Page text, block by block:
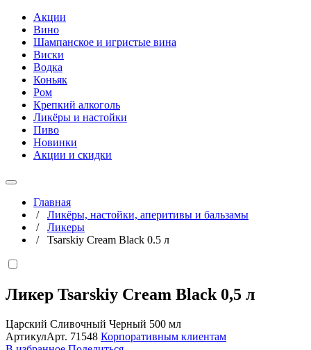
Акции
Вино
Шампанское и игристые вина
Виски
Водка
Коньяк
Ром
Крепкий алкоголь
Ликёры и настойки
Пиво
Новинки
Акции и скидки
Главная
/ Ликёры, настойки, аперитивы и бальзамы
/ Ликеры
/ Tsarskiy Cream Black 0.5 л
Ликер Tsarskiy Cream Black 0,5 л
Царский Сливочный Черный 500 мл
АртикулАрт. 71548 Корпоративным клиентам